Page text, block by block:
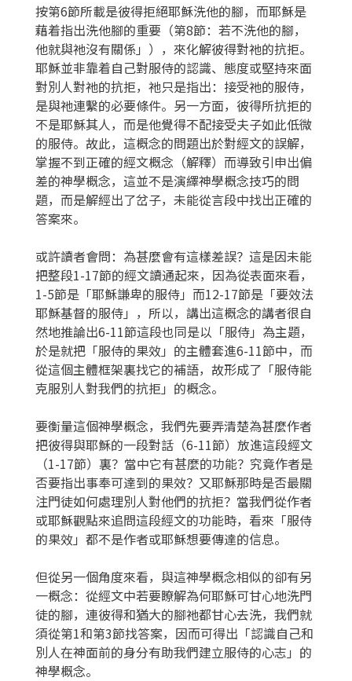
按第6節所載是彼得拒絕耶穌洗他的腳，而耶穌是
藉着指出洗他腳的重要（第8節：若不洗他的腳，
他就與祂沒有關係」），來化解彼得對祂的抗拒。
耶穌並非靠着自己對服侍的認識、態度或堅持來面
對別人對祂的抗拒，祂只是指出：接受祂的服侍，
是與祂連繫的必要條件。另一方面，彼得所抗拒的
不是耶穌其人，而是他覺得不配接受夫子如此低微
的服侍。故此，這概念的問題出於對經文的誤解，
掌握不到正確的經文概念（解釋）而導致引申出偏
差的神學概念，這並不是演繹神學概念技巧的問
題，而是解經出了岔子，未能從言段中找出正確的
答案來。
或許讀者會問：為甚麼會有這樣差誤？這是因未能
把整段1-17節的經文讀通起來，因為從表面來看，
1-5節是「耶穌謙卑的服侍」而12-17節是「要效法
耶穌基督的服侍」，所以，講出這概念的講者很自
然地推論出6-11節這段也同是以「服侍」為主題，
於是就把「服侍的果效」的主體套進6-11節中，而
從這個主體框架裏找它的補語，故形成了「服侍能
克服別人對我們的抗拒」的概念。
要衡量這個神學概念，我們先要弄清楚為甚麼作者
把彼得與耶穌的一段對話（6-11節）放進這段經文
（1-17節）裏？當中它有甚麼的功能？究竟作者是
否要指出事奉可達到的果效？又耶穌那時是否最關
注門徒如何處理別人對他們的抗拒？當我們從作者
或耶穌觀點來追問這段經文的功能時，看來「服侍
的果效」都不是作者或耶穌想要傳達的信息。
但從另一個角度來看，與這神學概念相似的卻有另
一概念：從經文中若要瞭解為何耶穌可甘心地洗門
徒的腳，連彼得和猶大的腳祂都甘心去洗，我們就
須從第1和第3節找答案，因而可得出「認識自己和
別人在神面前的身分有助我們建立服侍的心志」的
神學概念。